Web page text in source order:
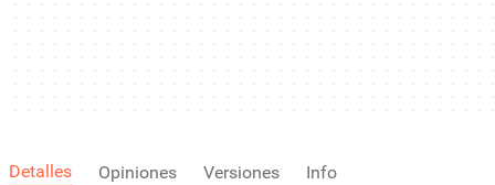
Detalles Opiniones Versiones Info